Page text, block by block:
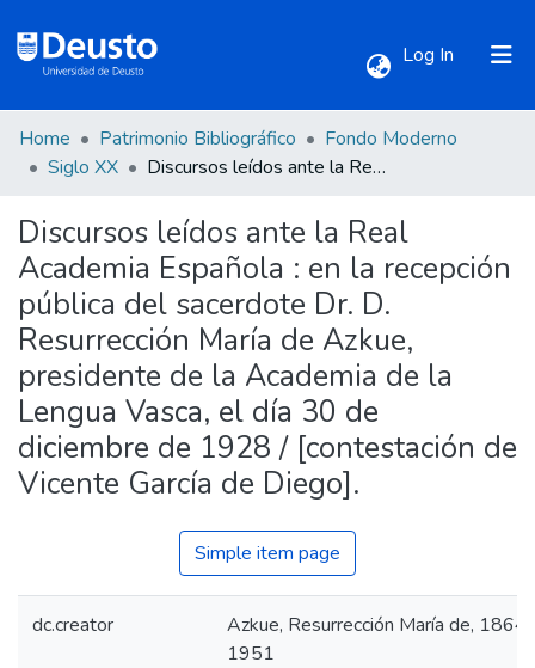
Log In (current)
Communities & Collections
All of DSpace
Statistics
Home Patrimonio Bibliográfico
Fondo Moderno
Siglo XX
Discursos leídos ante la Real Academia Española : en la recepción pública del sacerdote Dr. D. Resurrección María de Azkue, presidente de la Academia de la Lengua Vasca, el día 30 de diciembre de 1928 / [contestación de Vicente García de Diego].
Discursos leídos ante la Real
Academia Española : en la recepción
pública del sacerdote Dr. D.
Resurrección María de Azkue,
presidente de la Academia de la
Lengua Vasca, el día 30 de
diciembre de 1928 / [contestación de
Vicente García de Diego].
Simple item page
dc.creator
Azkue, Resurrección María de, 1864-
1951